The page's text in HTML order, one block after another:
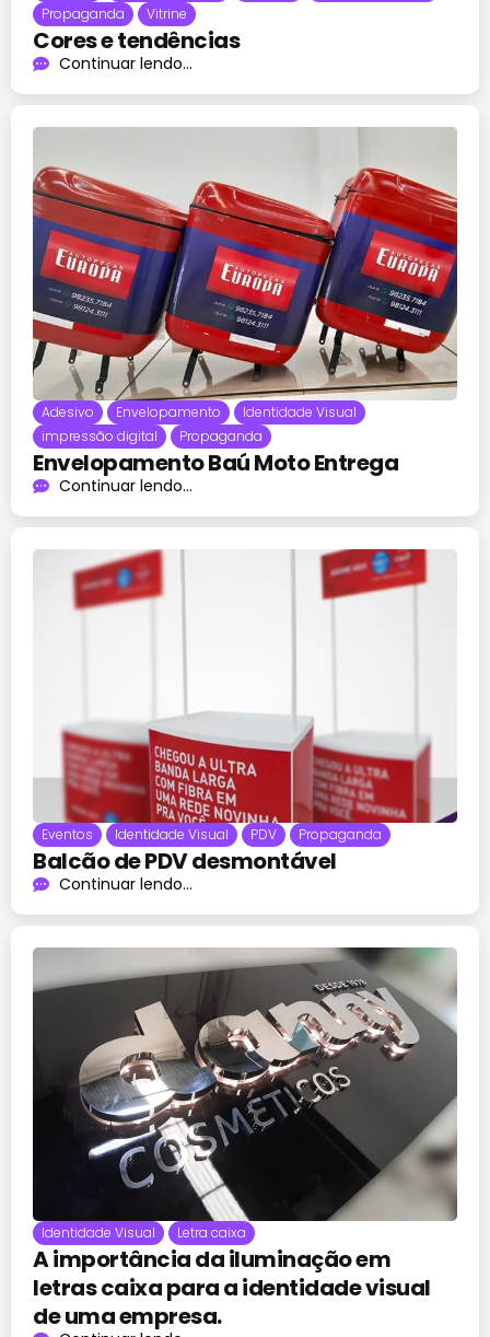
Propaganda
Vitrine
Cores e tendências
Continuar lendo...
Adesivo Envelopamento
Identidade Visual
impressão digital
Propaganda
Envelopamento Baú Moto Entrega
Continuar lendo...
Eventos Identidade Visual PDV Propaganda
Balcão de PDV desmontável
Continuar lendo...
Identidade Visual Letra caixa
A importância da iluminação em
letras caixa para a identidade visual
de uma empresa.